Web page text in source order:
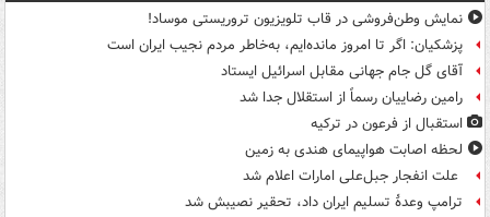
نمایش وطن‌فروشی در قاب تلویزیون تروریستی موساد!
پزشکیان: اگر تا امروز مانده‌ایم، به‌خاطر مردم نجیب ایران است
آقای گل جام جهانی مقابل اسرائیل ایستاد
رامین رضاییان رسماً از استقلال جدا شد
استقبال از فرعون در ترکیه
لحظه اصابت هواپیمای هندی به زمین
علت انفجار جبل‌علی امارات اعلام شد
ترامپ وعدۀ تسلیم ایران داد، تحقیر نصیبش شد